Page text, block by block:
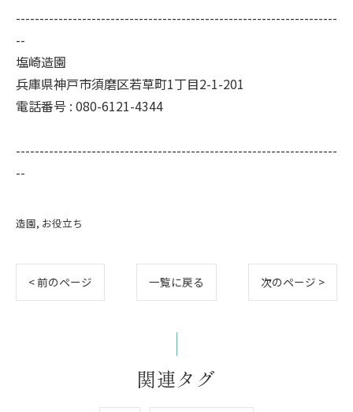
--------------------------------------------------------------------
--
塩崎造園
兵庫県神戸市須磨区若草町1丁目2-1-201
電話番号 : 080-6121-4344
--------------------------------------------------------------------
--
造園 お役立ち
< 前のページ 一覧に戻る 次のページ >
関連タグ